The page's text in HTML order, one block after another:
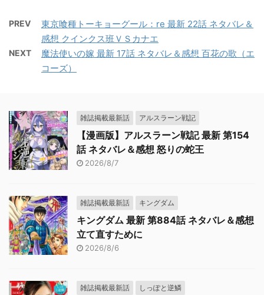
PREV
東京喰種トーキョーグール：re 最新 22話 ネタバレ＆
感想 クインクス班ＶＳカナエ
NEXT
魔法使いの嫁 最新 17話 ネタバレ＆感想 百花の歌（エ
コーズ）
雑誌掲載最新話 アルスラーン戦記
【漫画版】アルスラーン戦記 最新 第154
話 ネタバレ＆感想 怒りの蛇王
2026/8/7
雑誌掲載最新話 キングダム
キングダム 最新 第884話 ネタバレ＆感想
立て直すために
2026/8/6
雑誌掲載最新話 しっぽと逆鱗